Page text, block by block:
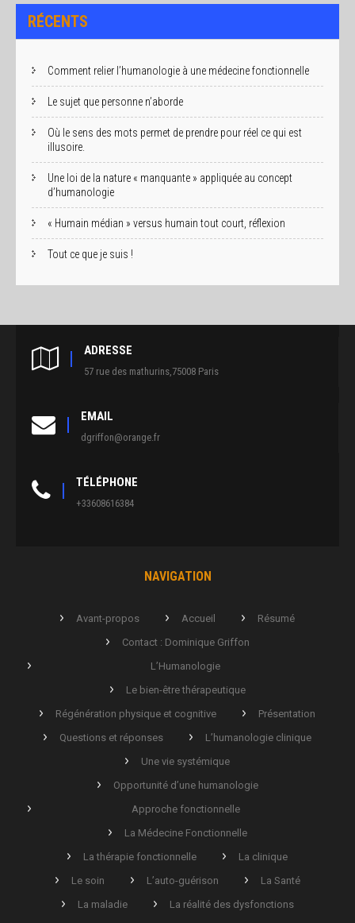
RÉCENTS
Comment relier l’humanologie à une médecine fonctionnelle
Le sujet que personne n’aborde
Où le sens des mots permet de prendre pour réel ce qui est
illusoire.
Une loi de la nature « manquante » appliquée au concept
d’humanologie
« Humain médian » versus humain tout court, réflexion
Tout ce que je suis !
ADRESSE
57 rue des mathurins,75008 Paris
EMAIL
dgriffon@orange.fr
TÉLÉPHONE
+33608616384
NAVIGATION
Avant-propos Accueil
Résumé
Contact : Dominique Griffon
L’Humanologie
Le bien-être thérapeutique
Régénération physique et cognitive
Présentation
Questions et réponses
L’humanologie clinique
Une vie systémique
Opportunité d’une humanologie
Approche fonctionnelle
La Médecine Fonctionnelle
La thérapie fonctionnelle
La clinique
Le soin
L’auto-guérison
La Santé
La maladie
La réalité des dysfonctions